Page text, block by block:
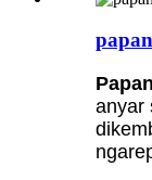
anyar